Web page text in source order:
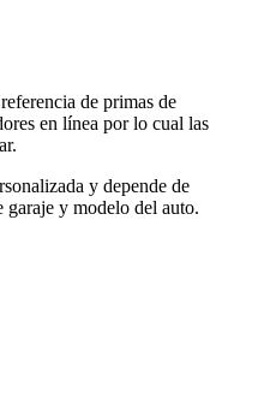
de primas de
en línea por lo cual las
y depende de
garaje y modelo del auto.